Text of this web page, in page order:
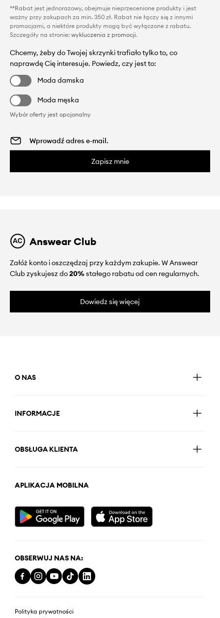
**Rabat jest jednorazowy, obejmuje nieprzecenione produkty i jest
ważny przy zakupach za min. 350 zł. Rabat nie łączy się z innymi
promocjami, a niektóre produkty mogą być wyłączone z rabatu.
Szczegóły na stronie: wykluczenia z promocji.
Chcemy, żeby do Twojej skrzynki trafiało tylko to, co
naprawdę Cię interesuje. Powiedz, czy jest to:
Moda damska
Moda męska
Wybór oferty jest opcjonalny
Zapisz mnie
Answear Club
Załóż konto i oszczędzaj przy każdym zakupie. W Answear
Club zyskujesz do20%stałego rabatu od cen regularnych.
Dowiedz się więcej
O NAS
INFORMACJE
OBSŁUGA KLIENTA
APLIKACJA MOBILNA
OBSERWUJ NAS NA:
Polityka prywatności